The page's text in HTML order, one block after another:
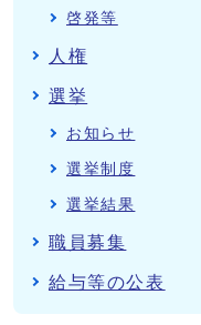
啓発等
人権
選挙
お知らせ
選挙制度
選挙結果
職員募集
給与等の公表